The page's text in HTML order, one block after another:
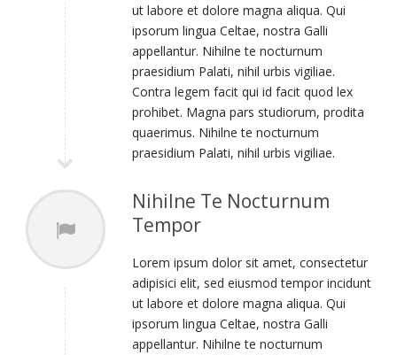
ut labore et dolore magna aliqua. Qui
ipsorum lingua Celtae, nostra Galli
appellantur. Nihilne te nocturnum
praesidium Palati, nihil urbis vigiliae.
Contra legem facit qui id facit quod lex
prohibet. Magna pars studiorum, prodita
quaerimus. Nihilne te nocturnum
praesidium Palati, nihil urbis vigiliae.
Nihilne Te Nocturnum
Tempor
Lorem ipsum dolor sit amet, consectetur
adipisici elit, sed eiusmod tempor incidunt
ut labore et dolore magna aliqua. Qui
ipsorum lingua Celtae, nostra Galli
appellantur. Nihilne te nocturnum